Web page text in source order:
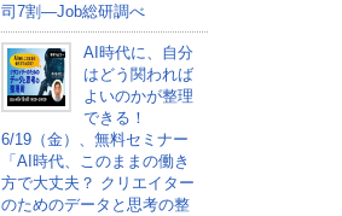
司7割―Job総研調べ
AI時代に、自分
はどう関われば
よいのかが整理
できる！
6/19（金）、無料セミナー
「AI時代、このままの働き
方で大丈夫？ クリエイター
のためのデータと思考の整